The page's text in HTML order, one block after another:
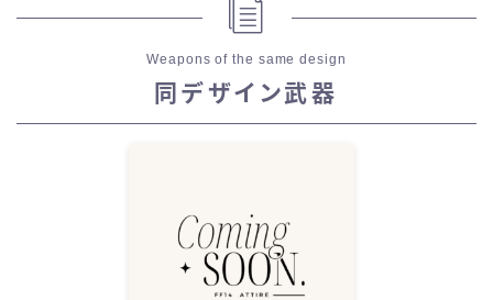
Weapons of the same design
同デザイン武器